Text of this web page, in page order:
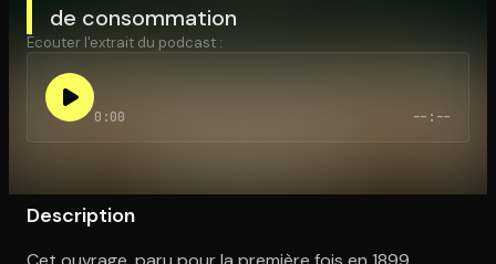
Ouvre l'app Appareil photo, pointe sur le code. C'est gratuit à
de consommation
Écouter l'extrait du podcast :
0:00 --:--
Description